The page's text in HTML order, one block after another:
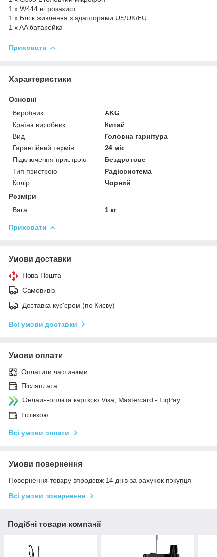
1 х W444 вітрозахист
1 x Блок живлення з адапторами US/UK/EU
1 x AA батарейка
Приховати
Характеристики
Основні
Виробник
AKG
Країна виробник
Китай
Вид
Головна гарнітура
Гарантійний термін
24 міс
Підключення пристрою
Бездротове
Тип пристрою
Радіосистема
Колір
Чорний
Розміри
Вага
1 кг
Приховати
Умови доставки
Нова Пошта
Самовивіз
Доставка кур'єром (по Києву)
Всі умови доставки
Умови оплати
Оплатити частинами
Післяплата
Онлайн-оплата карткою Visa, Mastercard - LiqPay
Готівкою
Всі умови оплати
Умови повернення
Повернення товару впродовж 14 днів за рахунок покупця
Всі умови повернення
Подібні товари компанії